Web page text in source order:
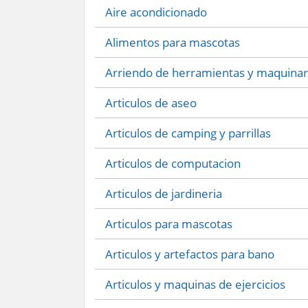
Aire acondicionado
Alimentos para mascotas
Arriendo de herramientas y
Articulos de aseo
Articulos de camping y parrillas
Articulos de computacion
Articulos de jardineria
Articulos para mascotas
Articulos y artefactos para bano
Articulos y maquinas de ejercicios